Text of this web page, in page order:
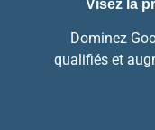
Visez la
Dominez
qualifiés et